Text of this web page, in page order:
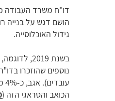
דו"ח משרד העבודה
הושם דגש על בנייה
גידול האוכלוסייה.
הכואב והטראגי הזה (